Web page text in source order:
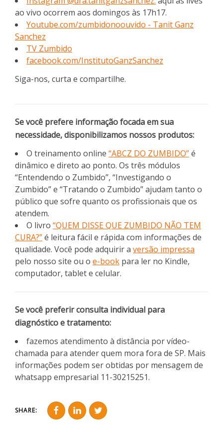
ao vivo ocorrem aos domingos às 17h17.
Youtube.com/zumbidonoouvido - Tanit Ganz
Sanchez
TV Zumbido
facebook.com/InstitutoGanzSanchez
Siga-nos, curta e compartilhe.
Se você prefere informação focada em sua
necessidade, disponibilizamos nossos produtos:
O treinamento online “ABCZ DO ZUMBIDO”é
dinâmico e direto ao ponto. Os três módulos
“Entendendo o Zumbido”, “Investigando o
Zumbido” e “Tratando o Zumbido” ajudam tanto o
público que sofre quanto os profissionais que os
atendem.
O livro “QUEM DISSE QUE ZUMBIDO NÃO TEM
CURA?”é leitura fácil e rápida com informações de
qualidade. Você pode adquirir a versão impressa
pelo nosso site ou o e-book para ler no Kindle,
computador, tablet e celular.
Se você preferir consulta individual para
diagnóstico e tratamento:
fazemos atendimento à distância por vídeo-
chamada para atender quem mora fora de SP. Mais
informações podem ser obtidas por mensagem de
whatsapp empresarial 11-30215251.
SHARE: